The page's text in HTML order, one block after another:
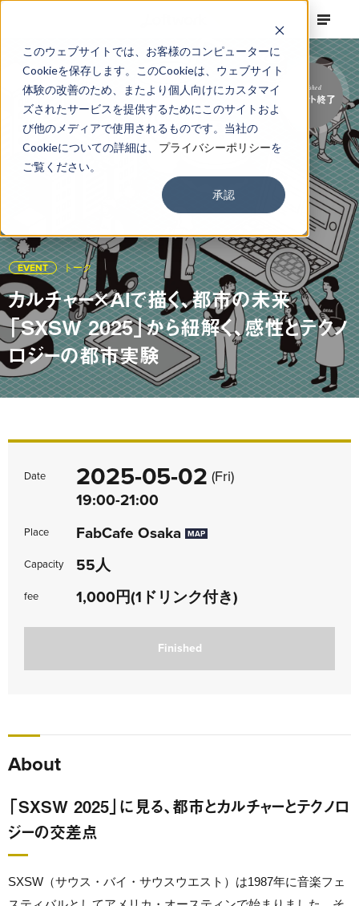
このウェブサイトでは、お客様のコンピューターに
Cookieを保存します。このCookieは、ウェブサイト
体験の改善のため、またより個人向けにカスタマイ
ズされたサービスを提供するためにこのサイトおよ
び他のメディアで使用されるものです。当社の
Cookieについての詳細は、 プライバシーポリシーを
ご覧ください。
承認
EVENT トーク
カルチャー×AIで描く、都市の未来
「SXSW 2025」から紐解く、感性とテクノ
ロジーの都市実験
Finished
イベント終了
Date 2025-05-02 (Fri)
19:00-21:00
Place FabCafe Osaka MAP
Capacity 55人
fee 1,000円(1ドリンク付き)
Finished
About
「SXSW 2025」に見る、都市とカルチャーとテクノロ
ジーの交差点
SXSW（サウス・バイ・サウスウエスト）は1987年に音楽フェ